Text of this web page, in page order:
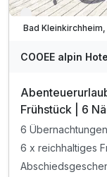
Verfügbar bis
COOEE alpin
Frühstück | 6
6 Übernachtungen
6 x reichhaltiges